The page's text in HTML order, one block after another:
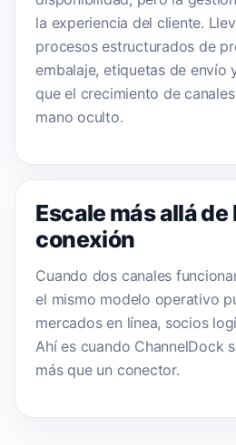
la experiencia del cliente.
procesos estructurados de
embalaje, etiquetas de envío
que el crecimiento de
mano oculto.
Escale más allá de
conexión
Cuando dos canales
el mismo modelo operativo
mercados en línea, socios
Ahí es cuando ChannelDock
más que un conector.